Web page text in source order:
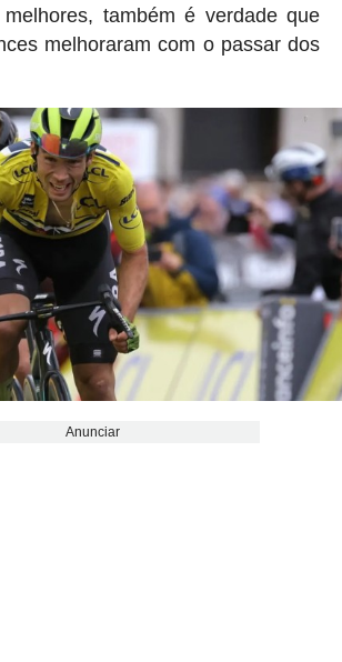
também é verdade que
melhoraram com o passar dos
Anunciar